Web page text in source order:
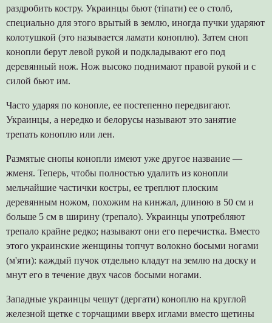
раздробить костру. Украинцы бьют (тіпати) ее о столб,
специально для этого врытый в землю, иногда пучки ударяют
колотушкой (это называется ламати коноплю). Затем сноп
конопли берут левой рукой и подкладывают его под
деревянный нож. Нож высоко поднимают правой рукой и с
силой бьют им.
Часто ударяя по конопле, ее постепенно передвигают.
Украинцы, а нередко и белорусы называют это занятие
трепать коноплю или лен.
Размятые снопы конопли имеют уже другое название —
жменя. Теперь, чтобы полностью удалить из конопли
мельчайшие частички костры, ее треплют плоским
деревянным ножом, похожим на кинжал, длиною в 50 см и
больше 5 см в ширину (трепало). Украинцы употребляют
трепало крайне редко; называют они его перечистка. Вместо
этого украинские женщины топчут волокно босыми ногами
(м'яти): каждый пучок отдельно кладут на землю на доску и
мнут его в течение двух часов босыми ногами.
Западные украинцы чешут (дергати) коноплю на круглой
железной щетке с торчащими вверх иглами вместо щетины